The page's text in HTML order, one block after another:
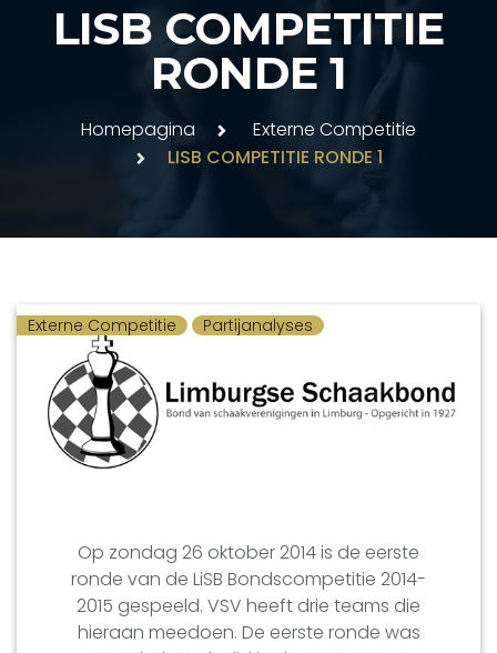
LISB COMPETITIE
RONDE 1
Homepagina
Externe Competitie
LISB COMPETITIE RONDE 1
Externe Competitie Partijanalyses
Op zondag 26 oktober 2014 is de eerste
ronde van de LiSB Bondscompetitie 2014-
2015 gespeeld. VSV heeft drie teams die
hieraan meedoen. De eerste ronde was